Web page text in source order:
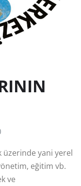
üzerinde yani yerel
eğitim vb.
ve